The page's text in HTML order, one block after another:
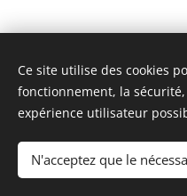
Team KR Autosport -
Toutes images non
Ce site utilise des cookies
fonctionnement, la
expérience utilisateur
N'acceptez que le